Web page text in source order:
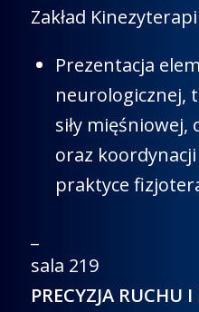
Zakład
Prezentacja
neurologicznej,
siły mięśniowej,
oraz
praktyce
sala 219
PRECYZJA RUCHU